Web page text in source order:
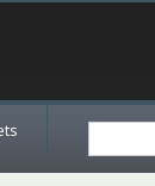
Search